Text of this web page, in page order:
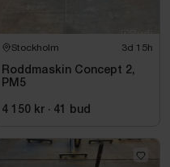
Stockholm 3d 15h
Roddmaskin Concept 2,
PM5
4 150 kr · 41 bud